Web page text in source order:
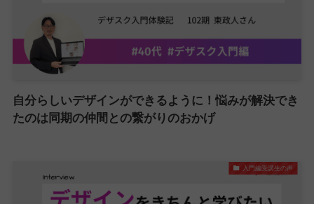
自分らしいデザインができるように！悩みが解決でき
たのは同期の仲間との繋がりのおかげ
入門編受講生の声